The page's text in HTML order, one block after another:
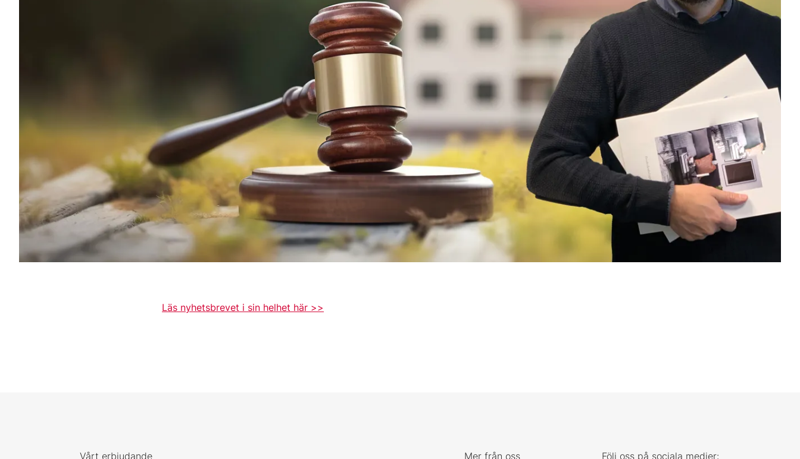
Läs nyhetsbrevet i sin helhet här >>
Vårt erbjudande Mer från oss Följ oss på sociala medier: